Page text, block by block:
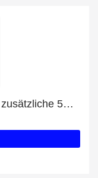
33% Rabatt auf alle Produkte + zusätzliche 5% für Streptococcus thermophilus